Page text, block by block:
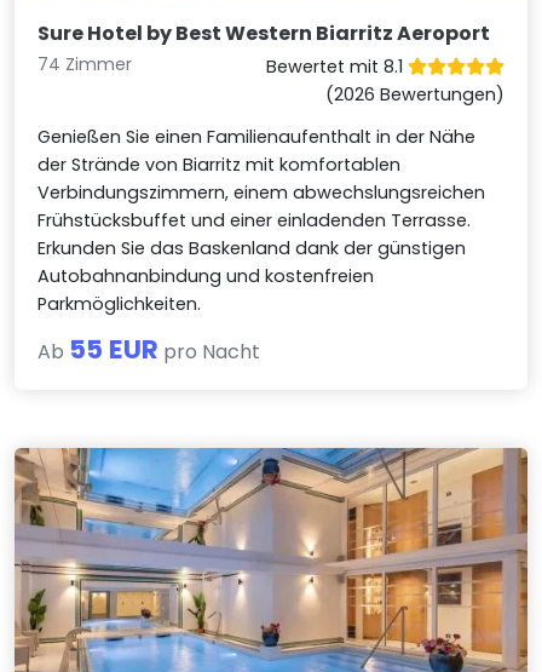
Sure Hotel by Best Western Biarritz Aeroport
74 Zimmer
Bewertet mit 8.1
(2026 Bewertungen)
Genießen Sie einen Familienaufenthalt in der Nähe
der Strände von Biarritz mit komfortablen
Verbindungszimmern, einem abwechslungsreichen
Frühstücksbuffet und einer einladenden Terrasse.
Erkunden Sie das Baskenland dank der günstigen
Autobahnanbindung und kostenfreien
Parkmöglichkeiten.
Ab 55 EUR pro Nacht